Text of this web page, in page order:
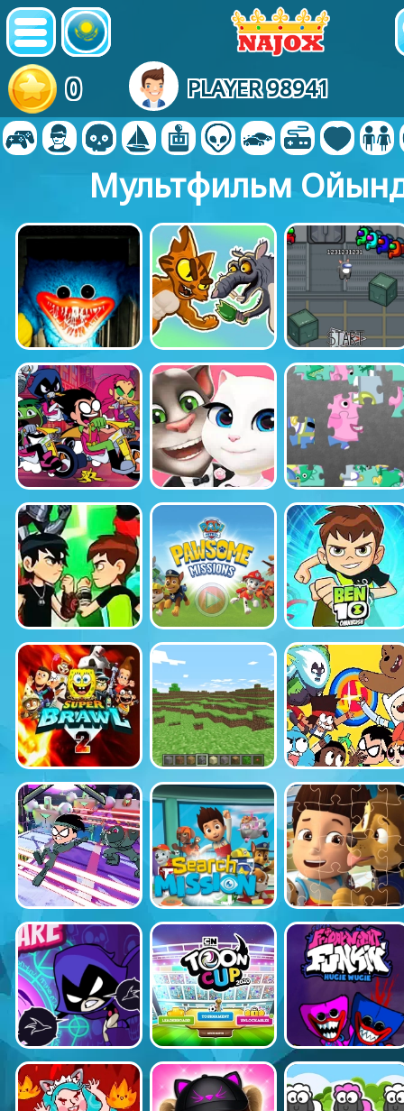
0 PLAYER 98941
Мультфильм